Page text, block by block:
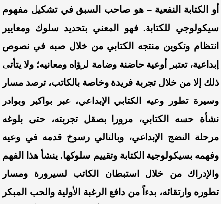
أو الكتابة النفعية – هو صاحب السبق في تشكيل مفهوم
سيكولوجي للكتابة. فهو المعني بتحديد سلوك ومعايير
انتظام وتكوين منتجه الكتابي من خلال صبه في نصوص
إبداعية، تعتبر أوعية حاضنة وضامة لرؤاه ومعانيه؛ ولا يتأتى
ذلك إلا من خلال تجربة فريدة وخاصة بالكاتب، ترصد مسار
وسيرة تطور وعيه الكتابي الإبداعي، عبر بواكير وبوادر
نشأة حسه الكتابي، مرورا بصقل تجربته، حتى بلوغه
مرحلة النضج الإبداعي، وبالتالي رسوخ قدمه في وعيه
وفهمه بسيكولوجية الكتابة وتقييم سلوكها. ينشأ هذا الفهم
والإدراك من خلال استبطان الكاتب لسيرورة ومسار
تطوره وارتقائه، بدءاً من دافع الرغبة الأولية والحب المبكر